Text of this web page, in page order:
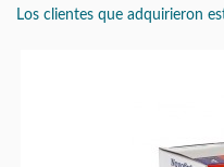
Los clientes que adquirieron